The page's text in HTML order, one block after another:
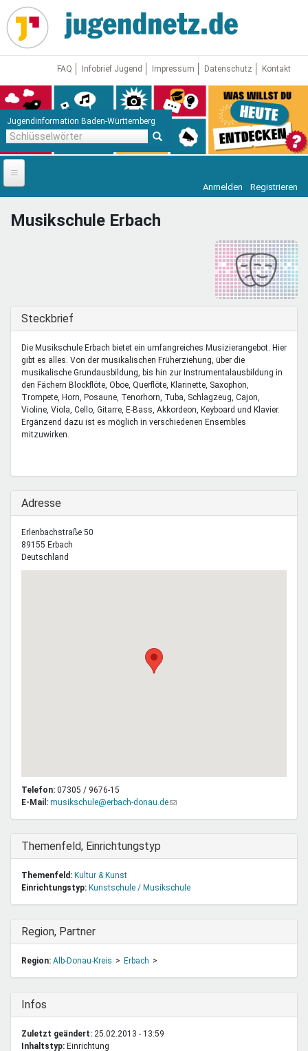
Direkt
zum
Inhalt
FAQ Infobrief Jugend Impressum Datenschutz Kontakt
Jugendinformation Baden-Württemberg
Startseite
News
Mentoren & Projekte
Schule & Beruf
Demokratie & Beteiligung
Anmelden Registrieren
Musikschule Erbach
Ausblenden
Steckbrief
Die Musikschule Erbach bietet ein umfangreiches Musizierangebot. Hier
gibt es alles. Von der musikalischen Früherziehung, über die
musikalische Grundausbildung, bis hin zur Instrumentalausbildung in
den Fächern Blockflöte, Oboe, Querflöte, Klarinette, Saxophon,
Trompete, Horn, Posaune, Tenorhorn, Tuba, Schlagzeug, Cajon,
Violine, Viola, Cello, Gitarre, E-Bass, Akkordeon, Keyboard und Klavier.
Ergänzend dazu ist es möglich in verschiedenen Ensembles
mitzuwirken.
Ausblenden
Adresse
Erlenbachstraße 50
89155 Erbach
Deutschland
Telefon: 07305 / 9676-15
E-Mail: musikschule@erbach-donau.de(Link
Ausblenden
Themenfeld, Einrichtungstyp
Themenfeld: Kultur & Kunst
Einrichtungstyp: Kunstschule / Musikschule
Ausblenden
Region, Partner
Region: Alb-Donau-Kreis Erbach
Ausblenden
Infos
Zuletzt geändert: 25.02.2013 - 13:59
Inhaltstyp:
einrichtung